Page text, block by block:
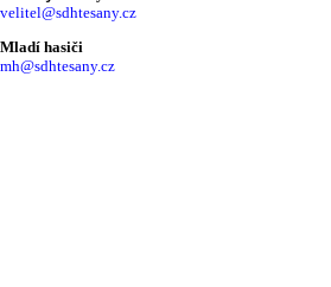
velitel@sdhtesany.cz
Mladí hasiči
mh@sdhtesany.cz